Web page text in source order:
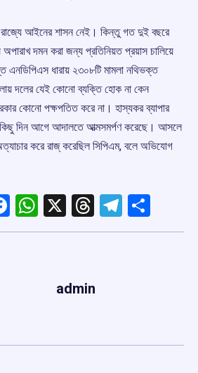
রাজ্যে আইনের শাসন নেই। কিন্তু গত দুই বছরে
দমন করা জন্য প্রতিনিয়ত প্রয়াস চালিয়ে
এনডিপিএস ধারায় ২৩০৮টি মামলা নথিভক্ত
দলের যেই কোনো ব্যক্তি হোক না কেন
কোনো পক্ষপতিত করে না। হাস্যকর ব্যাপার
কিছু দিন আগে আদালতে আত্মসমর্পণ করেছে। আসলে
করে রাজ্ করেছিল সিপিএম, বলে অভিযোগ
Facebook
WhatsApp
X Threads
admin